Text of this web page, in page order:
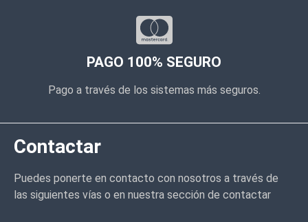
PAGO 100% SEGURO
Pago a través de los sistemas más seguros.
Contactar
Puedes ponerte en contacto con nosotros a través de
las siguientes vías o en nuestra sección de contactar